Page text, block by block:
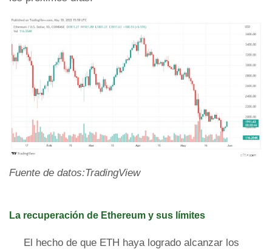
Fuente de datos:TradingView
La recuperación de Ethereum y sus límites
El hecho de que ETH haya logrado alcanzar los